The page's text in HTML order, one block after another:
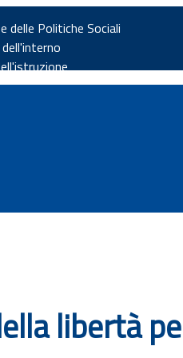
delle Politiche Sociali
libertà